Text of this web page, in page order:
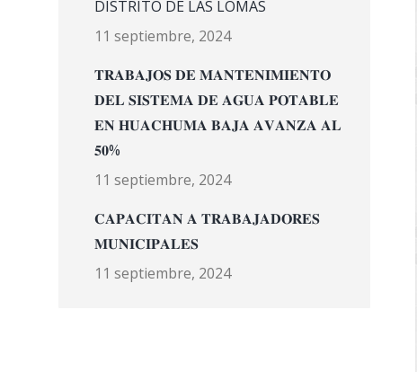
DISTRITO DE LAS LOMAS
11 septiembre, 2024
𝐓𝐑𝐀𝐁𝐀𝐉𝐎𝐒 𝐃𝐄 𝐌𝐀𝐍𝐓𝐄𝐍𝐈𝐌𝐈𝐄𝐍𝐓𝐎
𝐃𝐄𝐋 𝐒𝐈𝐒𝐓𝐄𝐌𝐀 𝐃𝐄 𝐀𝐆𝐔𝐀 𝐏𝐎𝐓𝐀𝐁𝐋𝐄
𝐄𝐍 𝐇𝐔𝐀𝐂𝐇𝐔𝐌𝐀 𝐁𝐀𝐉𝐀 𝐀𝐕𝐀𝐍𝐙𝐀 𝐀𝐋
𝟓𝟎%
11 septiembre, 2024
𝐂𝐀𝐏𝐀𝐂𝐈𝐓𝐀𝐍 𝐀 𝐓𝐑𝐀𝐁𝐀𝐉𝐀𝐃𝐎𝐑𝐄𝐒
𝐌𝐔𝐍𝐈𝐂𝐈𝐏𝐀𝐋𝐄𝐒
11 septiembre, 2024